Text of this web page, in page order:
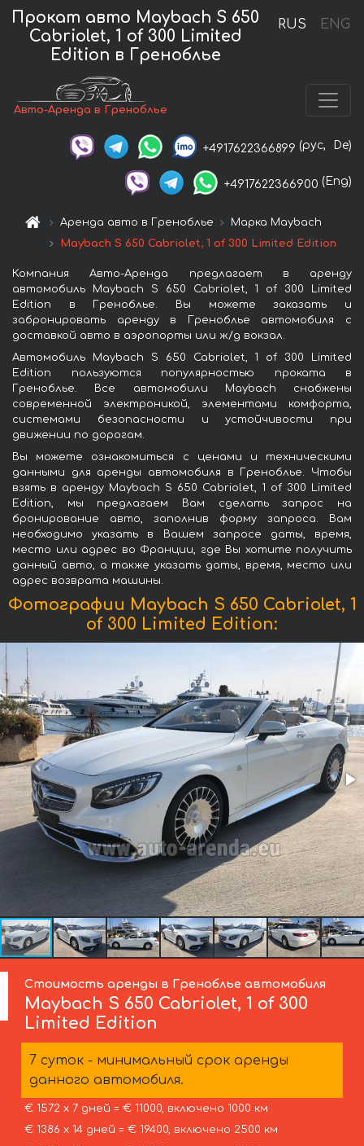
RUS ENG
Прокат авто Maybach S 650
Cabriolet, 1 of 300 Limited
Edition в Греноблье
Авто-Аренда в Греноблье
+4917622366899 (рус, De)
+4917622366900 (Eng)
Аренда авто в Греноблье
Марка Maybach
Maybach S 650 Cabriolet, 1 of 300 Limited Edition
Компания Авто-Аренда предлагает в аренду
автомобиль Maybach S 650 Cabriolet, 1 of 300 Limited
Edition в Греноблье. Вы можете заказать и
забронировать аренду в Греноблье автомобиля с
доставкой авто в аэропорты или ж/д вокзал.
Автомобиль Maybach S 650 Cabriolet, 1 of 300 Limited
Edition пользуются популярностью проката в
Греноблье. Все автомобили Maybach снабжены
современной электроникой, элементами комфорта,
системами безопасности и устойчивости при
движении по дорогам.
Вы можете ознакомиться с ценами и техническими
данными для аренды автомобиля в Греноблье. Чтобы
взять в аренду Maybach S 650 Cabriolet, 1 of 300 Limited
Edition, мы предлагаем Вам сделать запрос на
бронирование авто, заполнив форму запроса. Вам
необходимо указать в Вашем запросе даты, время,
место или адрес во Франции, где Вы хотите получить
данный авто, а также указать даты, время, место или
адрес возврата машины.
Фотографии Maybach S 650 Cabriolet, 1
of 300 Limited Edition:
Стоимость аренды в Греноблье автомобиля
Maybach S 650 Cabriolet, 1 of 300
Limited Edition
7 суток - минимальный срок аренды
данного автомобиля.
€ 1572 х 7 дней = € 11000, включено 1000 км
€ 1386 х 14 дней = € 19400, включено 2500 км